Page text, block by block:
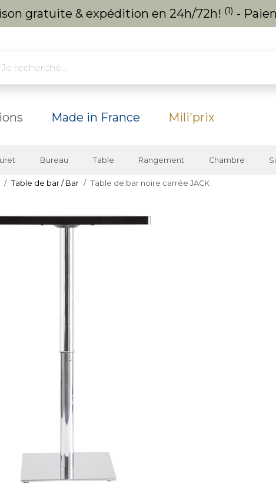
gratuite & expédition en 24h/72h! (1) -
Made in France Mili'prix
Bureau Table Rangement Chambre
Table de bar / Bar Table de bar noire carrée JACK